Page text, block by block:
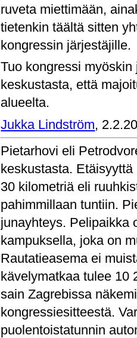
ruveta miettimään,
tietenkin täältä sitten
kongressin järjestäjille.
Tuo kongressi
keskustasta, että
alueelta.
Jukka Lindström,
Pietarhovi eli
keskustasta.
30 kilometriä eli
pahimmillaan tuntiin.
junayhteys. Pelipaikka
kampuksella, joka on
Rautatieasema ei
kävelymatkaa tulee 10
sain Zagrebissa
kongressiesitteestä.
puolentoistatunnin